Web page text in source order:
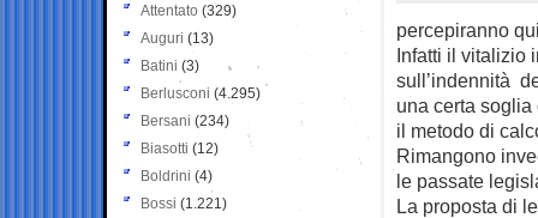
percepiranno
Infatti il vitalizio
sull’indennità
una certa
il metodo di
Rimangono
le passate
La proposta di
Attentato (329)
Auguri (13)
Batini (3)
Berlusconi (4.295)
Bersani (234)
Biasotti (12)
Boldrini (4)
Bossi (1.221)